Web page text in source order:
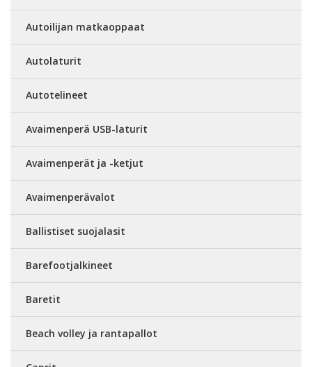
Autoilijan matkaoppaat
Autolaturit
Autotelineet
Avaimenperä USB-laturit
Avaimenperät ja -ketjut
Avaimenperävalot
Ballistiset suojalasit
Barefootjalkineet
Baretit
Beach volley ja rantapallot